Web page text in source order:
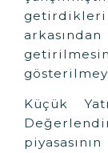
Küçük